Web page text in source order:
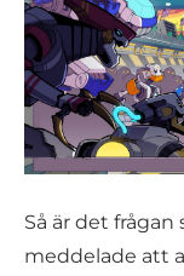
Så är det
meddelade att